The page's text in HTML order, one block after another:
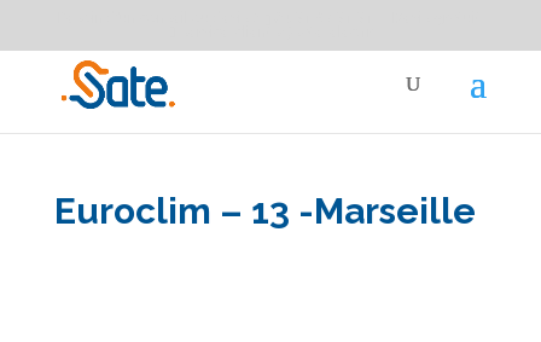
Euroclim – 13 -Marseille